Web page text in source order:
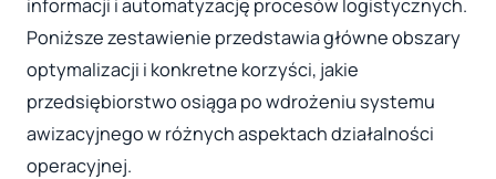
informacji i automatyzację procesów logistycznych.
Poniższe zestawienie przedstawia główne obszary
optymalizacji i konkretne korzyści, jakie
przedsiębiorstwo osiąga po wdrożeniu systemu
awizacyjnego w różnych aspektach działalności
operacyjnej.